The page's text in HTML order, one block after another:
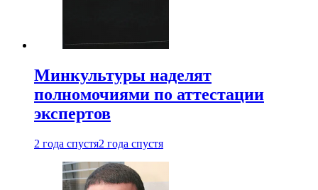
Минкультуры наделят
полномочиями по аттестации
экспертов
2 года спустя2 года спустя